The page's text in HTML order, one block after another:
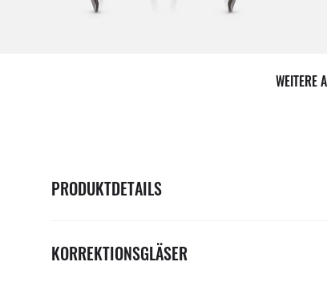
WEITERE
PRODUKTDETAILS
KORREKTIONSGLÄSER